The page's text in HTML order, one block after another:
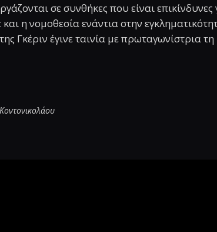
σε συνθήκες που είναι επικίνδυνες
η νομοθεσία ενάντια στην
Γκέριν έγινε ταινία με πρωταγωνίστρια